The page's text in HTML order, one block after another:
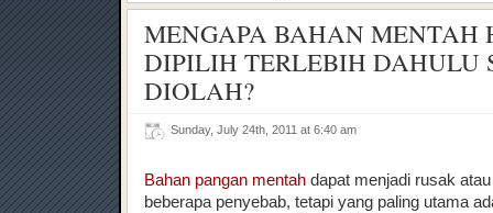
MENGAPA BAHAN MENTAH
DIPILIH TERLEBIH DAHULU
DIOLAH?
Sunday, July 24th, 2011 at 6:40 am
Bahan pangan mentah dapat menjadi rusak
beberapa penyebab, tetapi yang paling utama